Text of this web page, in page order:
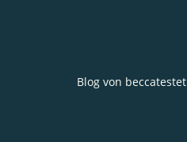
Blog von beccatestet